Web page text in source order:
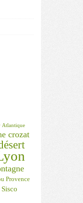
Atlantique
crozat
Provence
Sisco